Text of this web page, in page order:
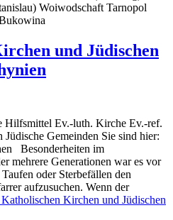
Woiwodschaft Tarnopol
und Jüdischen
Hilfsmittel Ev.-luth. Kirche Ev.-ref.
Gemeinden Sie sind hier:
Besonderheiten im
mehrere Generationen war es vor
oder Sterbefällen den
aufzusuchen. Wenn der
Kirchen und Jüdischen